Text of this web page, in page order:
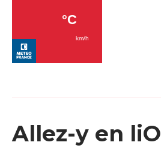
Allez-y en liO